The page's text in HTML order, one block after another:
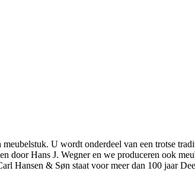
U wordt onderdeel van een trotse
Hans J. Wegner en we produceren ook
& Søn staat voor meer dan 100 jaar